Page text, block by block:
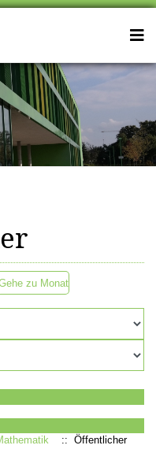
Gehe zu Monat
:: Öffentlicher